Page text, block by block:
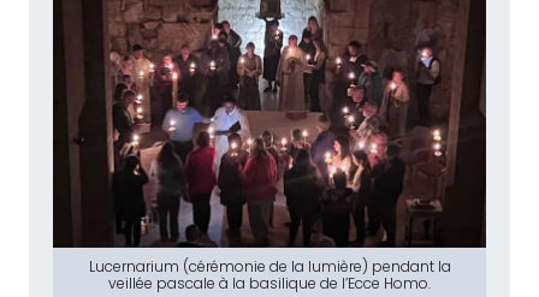
Lucernarium (cérémonie de la lumière) pendant la
veillée pascale à la basilique de l’Ecce Homo.